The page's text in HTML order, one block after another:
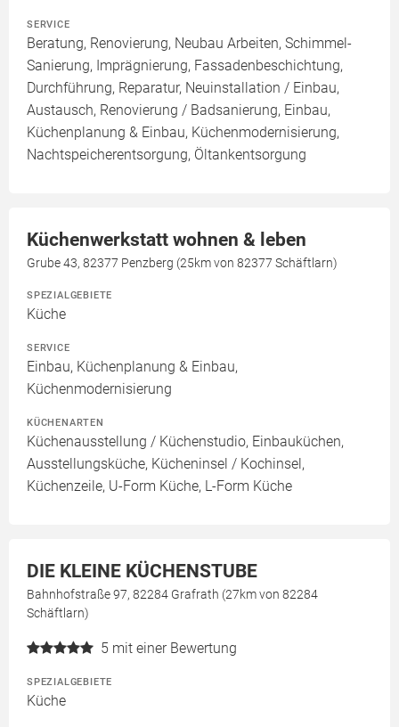
SERVICE
Beratung, Renovierung, Neubau Arbeiten, Schimmel-
Sanierung, Imprägnierung, Fassadenbeschichtung,
Durchführung, Reparatur, Neuinstallation / Einbau,
Austausch, Renovierung / Badsanierung, Einbau,
Küchenplanung & Einbau, Küchenmodernisierung,
Nachtspeicherentsorgung, Öltankentsorgung
Küchenwerkstatt wohnen & leben
Grube 43, 82377 Penzberg (25km von 82377 Schäftlarn)
SPEZIALGEBIETE
Küche
SERVICE
Einbau, Küchenplanung & Einbau,
Küchenmodernisierung
KÜCHENARTEN
Küchenausstellung / Küchenstudio, Einbauküchen,
Ausstellungsküche, Kücheninsel / Kochinsel,
Küchenzeile, U-Form Küche, L-Form Küche
DIE KLEINE KÜCHENSTUBE
Bahnhofstraße 97, 82284 Grafrath (27km von 82284
Schäftlarn)
5 mit einer Bewertung
SPEZIALGEBIETE
Küche